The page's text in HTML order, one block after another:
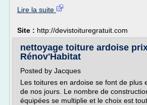
Lire la suite
Site : http://devistoituregratuit.com
nettoyage toiture ardoise
Rénov'Habitat
Posted by Jacques
Les toitures en ardoise se font de plus
de nos jours. Le nombre de
équipées se multiplie et le choix est